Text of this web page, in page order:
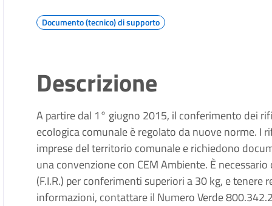
Documento (tecnico) di supporto
Descrizione
A partire dal 1° giugno 2015, il conferimento dei
ecologica comunale è regolato da nuove norme.
imprese del territorio comunale e richiedono
una convenzione con CEM Ambiente. È
(F.I.R.) per conferimenti superiori a 30 kg, e tenere
informazioni, contattare il Numero Verde